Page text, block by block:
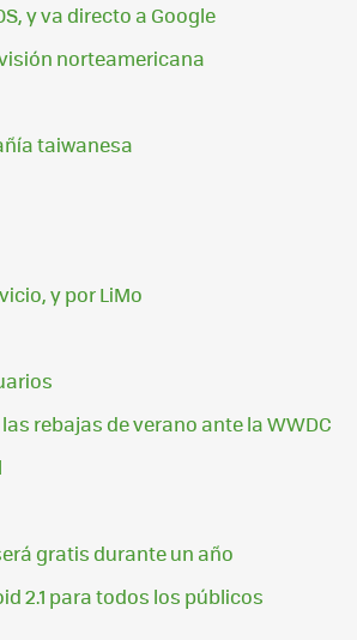
y va directo a Google
norteamericana
taiwanesa
y por LiMo
rebajas de verano ante la WWDC
gratis durante un año
2.1 para todos los públicos